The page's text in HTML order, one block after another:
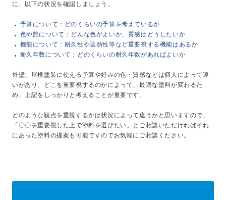
に、以下の状況を確認しましょう。
予算について：どのくらいの予算を考えているか
色や艶について：どんな色がよいか、質感はどうしたいか
機能について：耐久性や遮熱性等など重要視する機能はあるか
耐久年数について：どのくらいの耐久年数があればよいか
外壁、屋根塗装に使える予算や好みの色・質感などは個人によって違
いがあり、どこを重要視するのかによって、最適な塗料が変わるた
め、上記をしっかりと考えることが重要です。
どのような観点を重視するかは状況によって違うかと思いますので、
「〇〇を重要視した上で塗料を選びたい」とご相談いただければそれ
にあった塗料の提案も可能ですのでお気軽にご相談ください。